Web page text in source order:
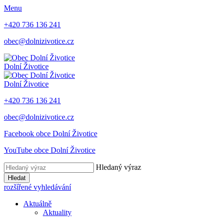
Menu
+420 736 136 241
obec@dolnizivotice.cz
Dolní Životice
Dolní Životice
+420 736 136 241
obec@dolnizivotice.cz
Facebook obce Dolní Životice
YouTube obce Dolní Životice
Hledaný výraz
Hledat
rozšířené vyhledávání
Aktuálně
Aktuality